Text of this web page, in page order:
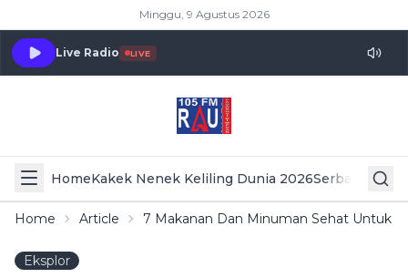
Minggu, 9 Agustus 2026
Live Radio LIVE
HomeKakek Nenek Keliling Dunia 2026Serba Serbi
Home Article 7 Makanan Dan Minuman Sehat Untuk
Eksplor